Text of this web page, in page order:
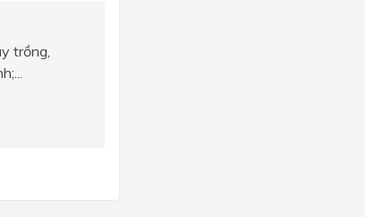
trồng,